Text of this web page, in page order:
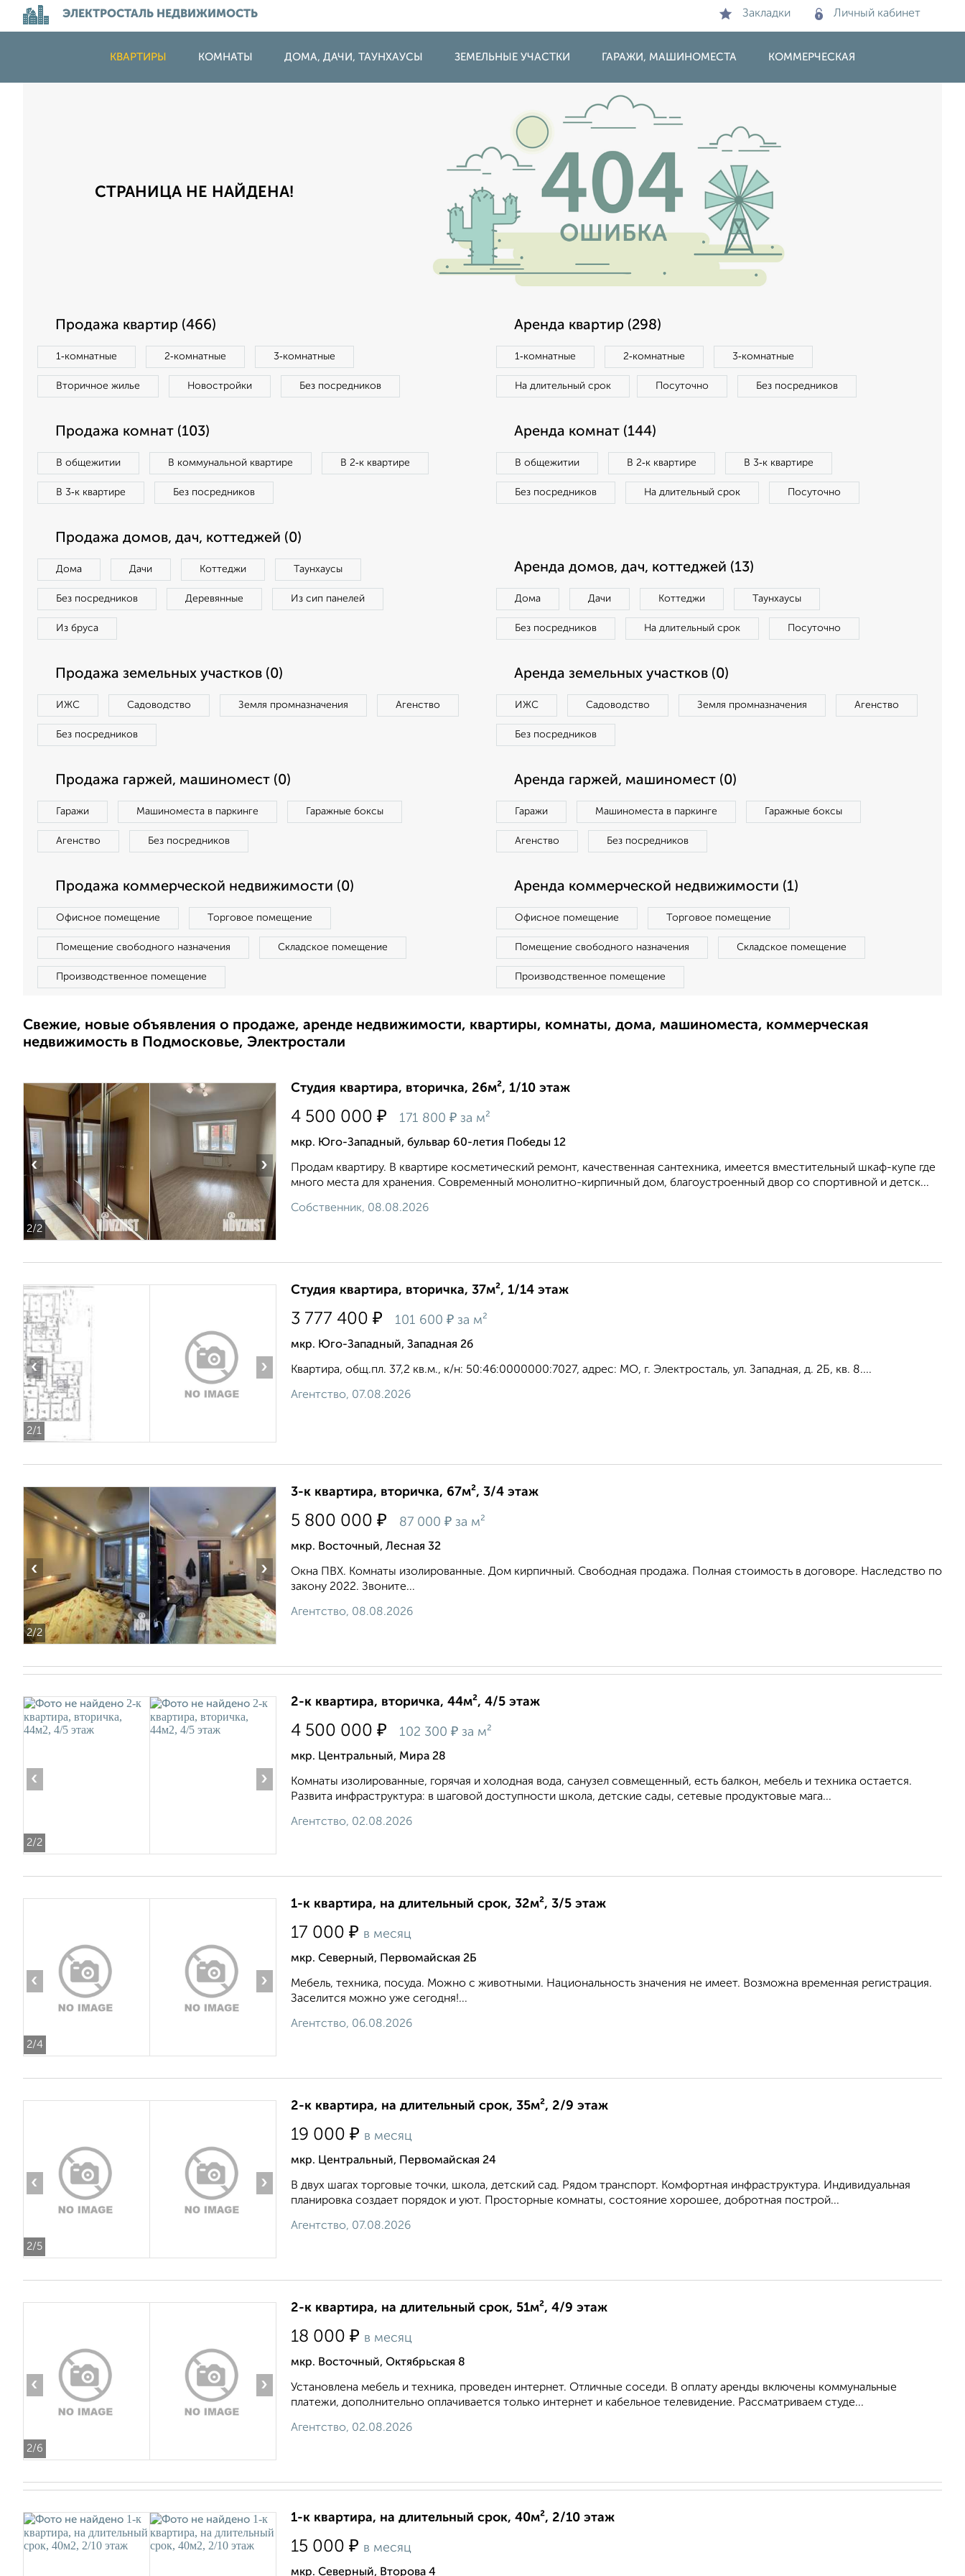
ЭЛЕКТРОСТАЛЬ НЕДВИЖИМОСТЬ Закладки Личный кабинет
КВАРТИРЫ КОМНАТЫ ДОМА, ДАЧИ, ТАУНХАУСЫ ЗЕМЕЛЬНЫЕ УЧАСТКИ ГАРАЖИ, МАШИНОМЕСТА КОММЕРЧЕСКАЯ
СТРАНИЦА НЕ НАЙДЕНА!
Продажа квартир (466)
1‑комнатные 2‑комнатные 3‑комнатные
Вторичное жилье Новостройки Без посредников
Аренда квартир (298)
1‑комнатные 2‑комнатные 3‑комнатные
На длительный срок Посуточно Без посредников
Продажа комнат (103)
В общежитии В коммунальной квартире В 2‑к квартире
В 3‑к квартире Без посредников
Аренда комнат (144)
В общежитии В 2‑к квартире В 3‑к квартире
Без посредников На длительный срок Посуточно
Продажа домов, дач, коттеджей (0)
Дома Дачи Коттеджи Таунхаусы
Без посредников Деревянные Из сип панелей
Из бруса
Аренда домов, дач, коттеджей (13)
Дома Дачи Коттеджи Таунхаусы
Без посредников На длительный срок Посуточно
Продажа земельных участков (0)
ИЖС Садоводство Земля промназначения Агенство
Без посредников
Аренда земельных участков (0)
ИЖС Садоводство Земля промназначения Агенство
Без посредников
Продажа гаржей, машиномест (0)
Гаражи Машиноместа в паркинге Гаражные боксы
Агенство Без посредников
Аренда гаржей, машиномест (0)
Гаражи Машиноместа в паркинге Гаражные боксы
Агенство Без посредников
Продажа коммерческой недвижимости (0)
Офисное помещение Торговое помещение
Помещение свободного назначения Складское помещение
Производственное помещение
Аренда коммерческой недвижимости (1)
Офисное помещение Торговое помещение
Помещение свободного назначения Складское помещение
Производственное помещение
Свежие, новые объявления о продаже, аренде недвижимости, квартиры, комнаты, дома, машиноместа, коммерческая
недвижимость в Подмосковье, Электростали
2/2
‹ ›
Студия квартира, вторичка, 26м², 1/10 этаж
4 500 000 ₽ 171 800 ₽ за м²
мкр. Юго-Западный, бульвар 60-летия Победы 12
Продам квартиру. В квартире косметический ремонт, качественная сантехника, имеется вместительный шкаф-купе где
много места для хранения. Современный монолитно-кирпичный дом, благоустроенный двор со спортивной и детск...
Собственник, 08.08.2026
2/1
‹ ›
Студия квартира, вторичка, 37м², 1/14 этаж
3 777 400 ₽ 101 600 ₽ за м²
мкр. Юго-Западный, Западная 2б
Квартира, общ.пл. 37,2 кв.м., к/н: 50:46:0000000:7027, адрес: МО, г. Электросталь, ул. Западная, д. 2Б, кв. 8....
Агентство, 07.08.2026
2/2
‹ ›
3-к квартира, вторичка, 67м², 3/4 этаж
5 800 000 ₽ 87 000 ₽ за м²
мкр. Восточный, Лесная 32
Окна ПВХ. Комнаты изолированные. Дом кирпичный. Свободная продажа. Полная стоимость в договоре. Наследство по
закону 2022. Звоните...
Агентство, 08.08.2026
2/2
‹ ›
2-к квартира, вторичка, 44м², 4/5 этаж
4 500 000 ₽ 102 300 ₽ за м²
мкр. Центральный, Мира 28
Комнаты изолированные, горячая и холодная вода, санузел совмещенный, есть балкон, мебель и техника остается.
Развита инфраструктура: в шаговой доступности школа, детские сады, сетевые продуктовые мага...
Агентство, 02.08.2026
2/4
‹ ›
1-к квартира, на длительный срок, 32м², 3/5 этаж
17 000 ₽ в месяц
мкр. Северный, Первомайская 2Б
Мебель, техника, посуда. Можно с животными. Национальность значения не имеет. Возможна временная регистрация.
Заселится можно уже сегодня!...
Агентство, 06.08.2026
2/5
‹ ›
2-к квартира, на длительный срок, 35м², 2/9 этаж
19 000 ₽ в месяц
мкр. Центральный, Первомайская 24
В двух шагах торговые точки, школа, детский сад. Рядом транспорт. Комфортная инфраструктура. Индивидуальная
планировка создает порядок и уют. Просторные комнаты, состояние хорошее, добротная построй...
Агентство, 07.08.2026
2/6
‹ ›
2-к квартира, на длительный срок, 51м², 4/9 этаж
18 000 ₽ в месяц
мкр. Восточный, Октябрьская 8
Установлена мебель и техника, проведен интернет. Отличные соседи. В оплату аренды включены коммунальные
платежи, дополнительно оплачивается только интернет и кабельное телевидение. Рассматриваем студе...
Агентство, 02.08.2026
1-к квартира, на длительный срок, 40м², 2/10 этаж
15 000 ₽ в месяц
мкр. Северный, Второва 4